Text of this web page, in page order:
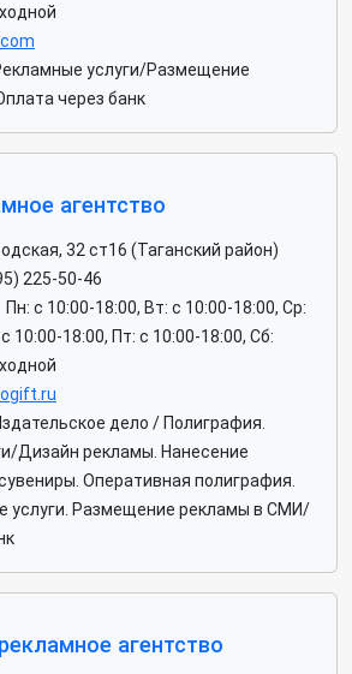
услуги/Размещение
через банк
агентство
32 ст16 (Таганский район)
225-50-46
Пн: c 10:00-18:00, Вт: c 10:00-18:00, Ср:
10:00-18:00, Пт: c 10:00-18:00, Сб:
дело / Полиграфия.
Дизайн рекламы. Нанесение
Оперативная полиграфия.
услуги. Размещение рекламы в СМИ/
агентство